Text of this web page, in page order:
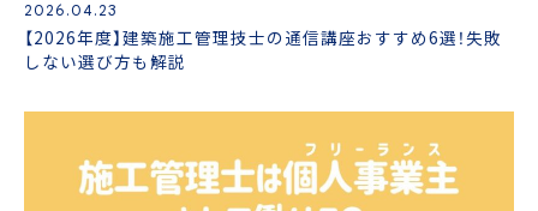
2026.04.23
【2026年度】建築施工管理技士の通信講座おすすめ6選！失敗
しない選び方も解説